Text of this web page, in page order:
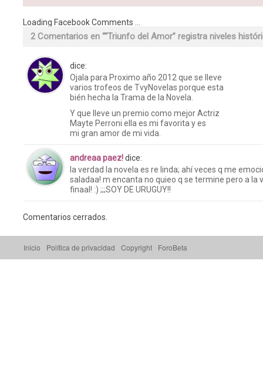
Loading Facebook Comments ...
2 Comentarios en ““Triunfo del Amor” registra niveles
dice:
Ojala para Proximo año 2012 que se lleve
varios trofeos de TvyNovelas porque esta
bién hecha la Trama de la Novela.
Y que lleve un premio como mejor Actriz
Mayte Perroni ella es mi favorita y es
mi gran amor de mi vida.
andreaa paez!dice:
la verdad la novela es re linda; ahí veces q me
saladaa! m encanta no quieo q se termine pero a la
finaal! :) ;;;SOY DE URUGUY!!
Comentarios cerrados.
Inicio Política de privacidad Copyright ForoBeta